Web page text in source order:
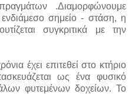
.Διαμορφώνουμε
σημείο - στάση, η
συγκριτικά με την
έχει επιτεθεί στο κτήριο
ως ένα φυσικό
φυτεμένων δοχείων. Το